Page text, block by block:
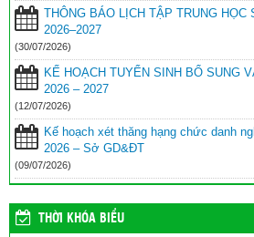
2026 – Sở GD&ĐT
(09/07/2026)
THÔNG BÁO DÀNH CHO HỌC SINH
10 NĂM HỌC 2026–2027
THÔNG BÁO LỊCH TẬP TRUNG HỌC
2026–2027
(30/07/2026)
KẾ HOẠCH TUYỂN SINH BỔ SUNG
2026 – 2027
(12/07/2026)
Kế hoạch xét thăng hạng chức danh
2026 – Sở GD&ĐT
(09/07/2026)
THỜI KHÓA BIỂU